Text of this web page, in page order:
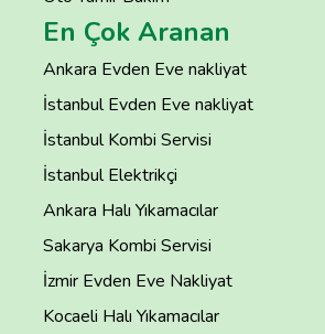
En Çok Aranan
Ankara Evden Eve nakliyat
İstanbul Evden Eve nakliyat
İstanbul Kombi Servisi
İstanbul Elektrikçi
Ankara Halı Yıkamacılar
Sakarya Kombi Servisi
İzmir Evden Eve Nakliyat
Kocaeli Halı Yıkamacılar